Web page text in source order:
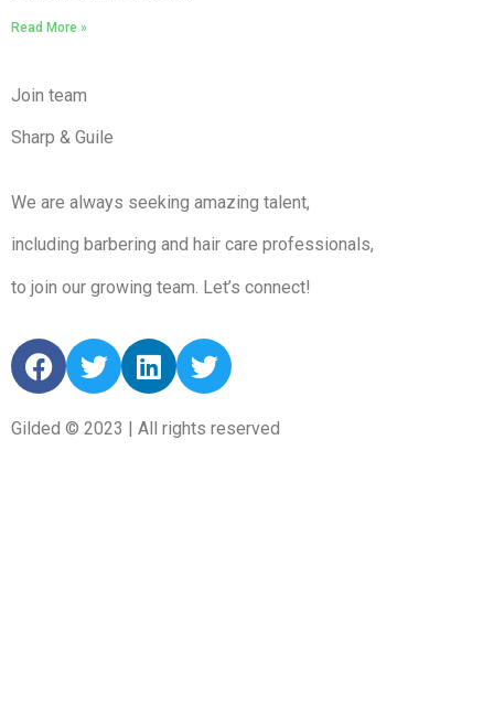
Read More »
Join team
Sharp & Guile
We are always seeking amazing talent,
including barbering and hair care professionals,
to join our growing team. Let’s connect!
Gilded © 2023 | All rights reserved